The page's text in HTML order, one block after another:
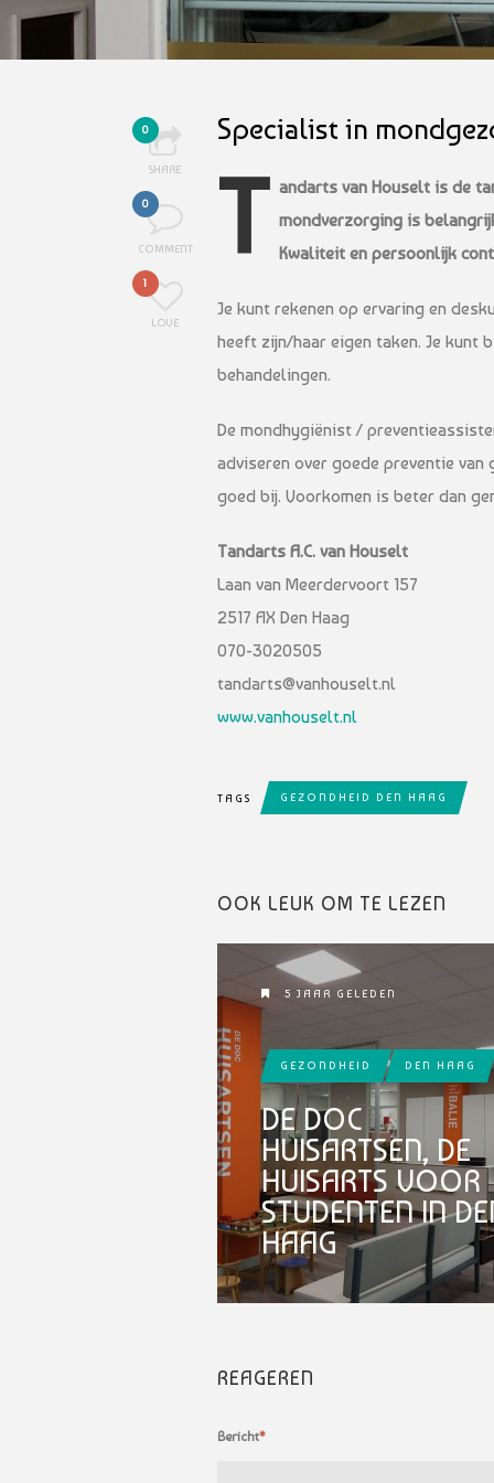
0
SHARE
0
COMMENT
1
LOVE
Specialist in
T andarts van Houselt is de
mondverzorging is
Kwaliteit en persoonlijk
Je kunt rekenen op ervaring en
heeft zijn/haar eigen taken. Je kunt
behandelingen.
De mondhygiënist /
adviseren over goede preventie van
goed bij. Voorkomen is beter dan
Tandarts A.C. van Houselt
Laan van Meerdervoort 157
2517 AX Den Haag
070-3020505
tandarts@vanhouselt.nl
www.vanhouselt.nl
TAGS GEZONDHEID DEN HAAG
OOK LEUK OM TE LEZEN
5 JAAR GELEDEN
GEZONDHEID DEN HAAG
DE DOC
HUISARTSEN, DE
HUISARTS VOOR
STUDENTEN IN
HAAG
REAGEREN
Bericht*